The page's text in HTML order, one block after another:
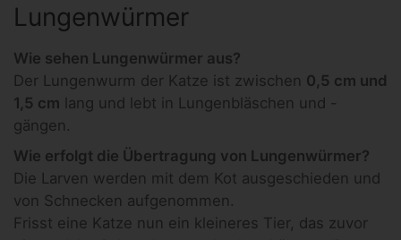
Lungenwürmer
Wie sehen Lungenwürmer aus?
Der Lungenwurm der Katze ist zwischen 0,5 cm und
1,5 cm lang und lebt in Lungenbläschen und -
gängen.
Wie erfolgt die Übertragung von Lungenwürmer?
Die Larven werden mit dem Kot ausgeschieden und
von Schnecken aufgenommen.
Frisst eine Katze nun ein kleineres Tier, das zuvor